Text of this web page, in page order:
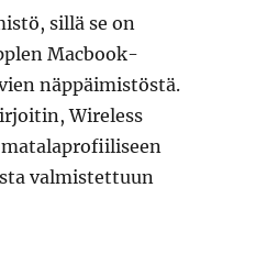
sillä se on
Macbook-
näppäimistöstä.
Wireless
valmistettuun